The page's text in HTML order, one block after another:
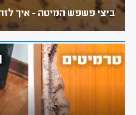
ביצי פשפש המיטה - איך